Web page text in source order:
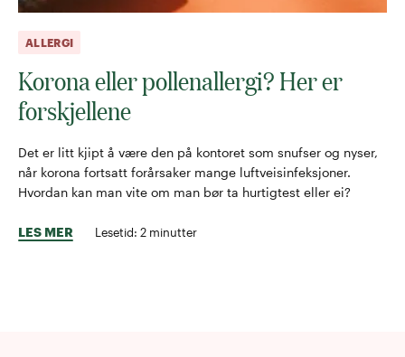
ALLERGI
Korona eller pollenallergi? Her er
forskjellene
Det er litt kjipt å være den på kontoret som snufser og nyser,
når korona fortsatt forårsaker mange luftveisinfeksjoner.
Hvordan kan man vite om man bør ta hurtigtest eller ei?
LES MER Lesetid: 2 minutter